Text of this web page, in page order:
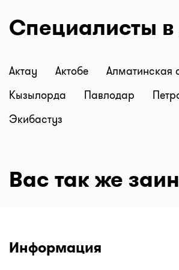
Специалисты в
Актау Актобе Алматинская
Кызылорда
Павлодар
Экибастуз
Вас так же
Информация